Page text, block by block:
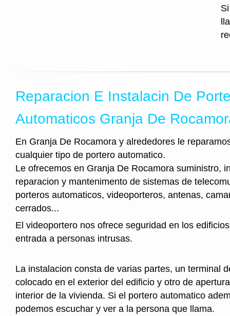
Reparacion E Instalacin De
Automaticos Granja De
En Granja De Rocamora y alrededores le
cualquier tipo de portero automatico.
Le ofrecemos en Granja De Rocamora suministro,
reparacion y mantenimento de sistemas de
porteros automaticos, videoporteros, antenas,
cerrados...
El videoportero nos ofrece seguridad en los
entrada a personas intrusas.
La instalacion consta de varias partes, un terminal
colocado en el exterior del edificio y otro de
interior de la vivienda. Si el portero automatico
podemos escuchar y ver a la persona que llama.